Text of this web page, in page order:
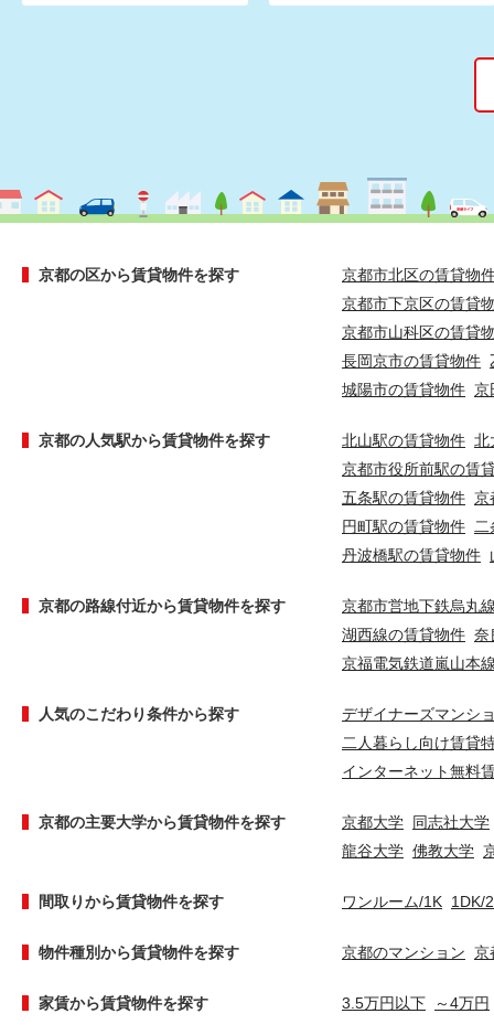
京都の区から賃貸物件を探す
京都市北区の賃貸物
京都市下京区の賃貸
京都市山科区の賃貸
長岡京市の賃貸物件
城陽市の賃貸物件 京
京都の人気駅から賃貸物件を探す 北山駅の賃貸物件 北
京都市役所前駅の賃
五条駅の賃貸物件 京
円町駅の賃貸物件 二
丹波橋駅の賃貸物件
京都の路線付近から賃貸物件を探す
京都市営地下鉄烏丸
湖西線の賃貸物件 奈
京福電気鉄道嵐山本
人気のこだわり条件から探す
デザイナーズマンシ
二人暮らし向け賃貸
インターネット無料
京都の主要大学から賃貸物件を探す 京都大学 同志社大学
龍谷大学 佛教大学
間取りから賃貸物件を探す ワンルーム/1K 1DK/
物件種別から賃貸物件を探す 京都のマンション 京
家賃から賃貸物件を探す 3.5万円以下 ～4万円